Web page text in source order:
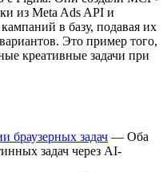
из Meta Ads API и
в базу, подавая их
Это пример того,
креативные задачи при
браузерных задач — Оба
задач через AI-